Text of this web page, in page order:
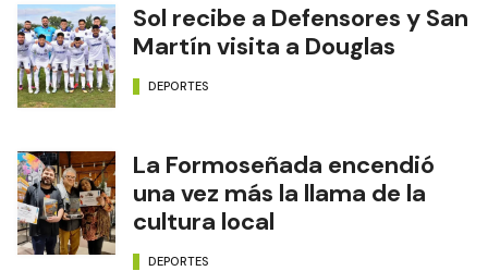
Sol recibe a Defensores y San
Martín visita a Douglas
DEPORTES
La Formoseñada encendió
una vez más la llama de la
cultura local
DEPORTES